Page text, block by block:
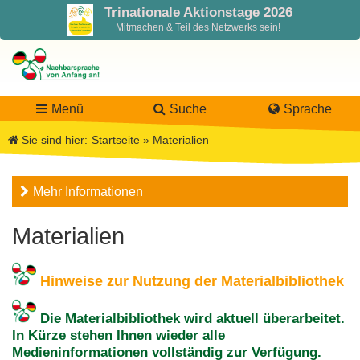
Trinationale Aktionstage 2026
Mitmachen & Teil des Netzwerks sein!
Menü Suche Sprache
Team
Termine, Veranstaltungen
Materialbibliothek
Projekte
Sie sind hier: Startseite » Materialien
Mehr Informationen
Materialien
Hinweise zur Nutzung der Materialbibliothek
Die Materialbibliothek wird aktuell überarbeitet.
In Kürze stehen Ihnen wieder alle
Medieninformationen vollständig zur Verfügung.